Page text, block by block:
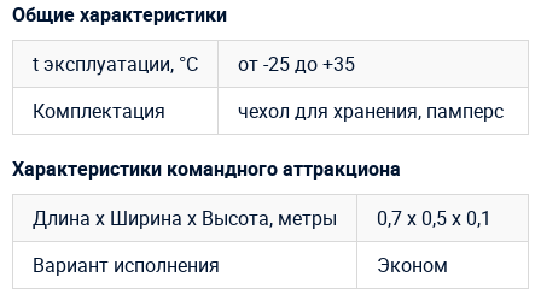
Общие характеристики
t эксплуатации, °C
от -25 до +35
Комплектация
чехол для хранения, памперс
Характеристики командного аттракциона
Длина х Ширина х Высота, метры
0,7 х 0,5 х 0,1
Вариант исполнения
Эконом